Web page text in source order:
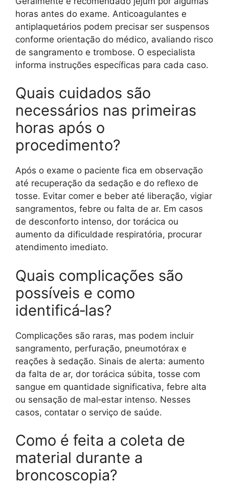
horas antes do exame. Anticoagulantes e
antiplaquetários podem precisar ser suspensos
conforme orientação do médico, avaliando risco
de sangramento e trombose. O especialista
informa instruções específicas para cada caso.
Quais cuidados são
necessários nas primeiras
horas após o
procedimento?
Após o exame o paciente fica em observação
até recuperação da sedação e do reflexo de
tosse. Evitar comer e beber até liberação, vigiar
sangramentos, febre ou falta de ar. Em casos
de desconforto intenso, dor torácica ou
aumento da dificuldade respiratória, procurar
atendimento imediato.
Quais complicações são
possíveis e como
identificá‑las?
Complicações são raras, mas podem incluir
sangramento, perfuração, pneumotórax e
reações à sedação. Sinais de alerta: aumento
da falta de ar, dor torácica súbita, tosse com
sangue em quantidade significativa, febre alta
ou sensação de mal‑estar intenso. Nesses
casos, contatar o serviço de saúde.
Como é feita a coleta de
material durante a
broncoscopia?